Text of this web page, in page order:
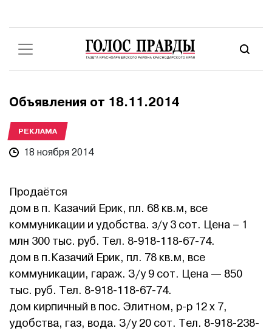
Объявления от 18.11.2014
РЕКЛАМА
18 ноября 2014
Продаётся
дом в п. Казачий Ерик, пл. 68 кв.м, все
коммуникации и удобства. з/у 3 сот. Цена – 1
млн 300 тыс. руб. Тел. 8-918-118-67-74.
дом в п.Казачий Ерик, пл. 78 кв.м, все
коммуникации, гараж. З/у 9 сот. Цена — 850
тыс. руб. Тел. 8-918-118-67-74.
дом кирпичный в пос. Элитном, р-р 12 х 7,
удобства, газ, вода. З/у 20 сот. Тел. 8-918-238-